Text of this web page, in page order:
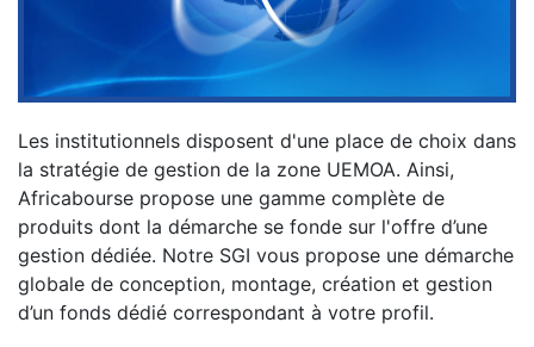
Les institutionnels disposent d'une place de choix dans
la stratégie de gestion de la zone UEMOA. Ainsi,
Africabourse propose une gamme complète de
produits dont la démarche se fonde sur l'offre d’une
gestion dédiée. Notre SGI vous propose une démarche
globale de conception, montage, création et gestion
d’un fonds dédié correspondant à votre profil.